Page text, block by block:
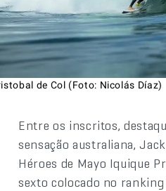
de Col (Foto: Nicolás Díaz)
Entre os inscritos,
sensação australiana,
Héroes de Mayo Iquique
sexto colocado no